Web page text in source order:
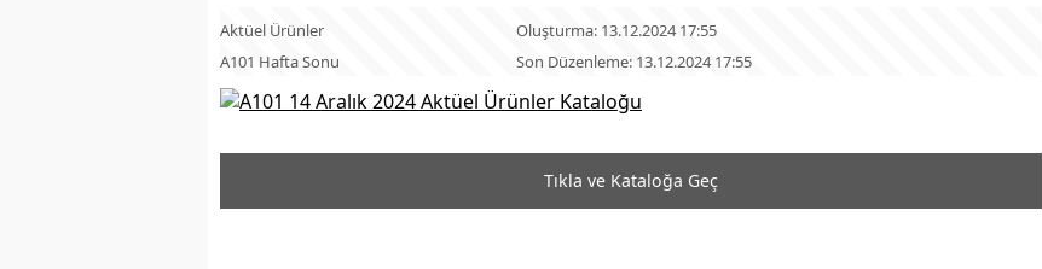
Aktüel Ürünler
A101 Hafta Sonu
Oluşturma: 13.12.2024 17:55
Son Düzenleme: 13.12.2024 17:55
Tıkla ve Kataloğa Geç